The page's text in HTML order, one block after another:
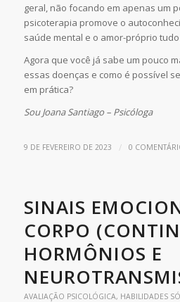
geral, não focando em apenas um
psicoterapia promove o
saúde mental e o amor-próprio
Agora que você já sabe um pouco
essas doenças e como é possível
em prática?
Sou Joana Santiago – Psicóloga
9 DE FEVEREIRO DE 2023 / 0
SINAIS
CORPO
HORMÔNIOS E
AVALIAÇÃO PSICOLÓGICA, HABILIDADES